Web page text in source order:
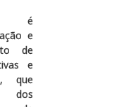
é
e
de
e
que
dos